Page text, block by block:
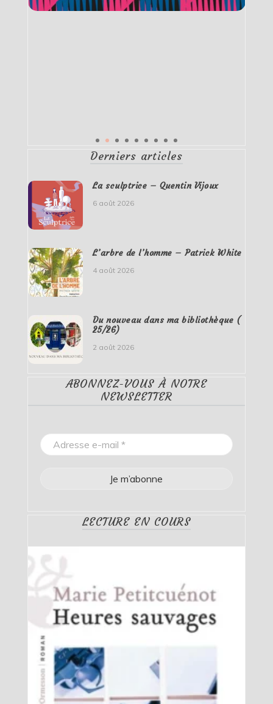
Derniers articles
La sculptrice – Quentin Vijoux
6 août 2026
L’arbre de l’homme – Patrick White
4 août 2026
Du nouveau dans ma bibliothèque (
25/26)
2 août 2026
ABONNEZ-VOUS À NOTRE
NEWSLETTER
LECTURE EN COURS